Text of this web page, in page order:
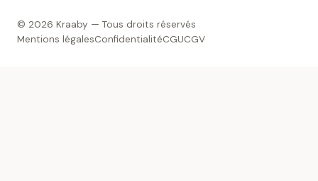
© 2026 Kraaby — Tous droits réservés
Mentions légalesConfidentialitéCGUCGV